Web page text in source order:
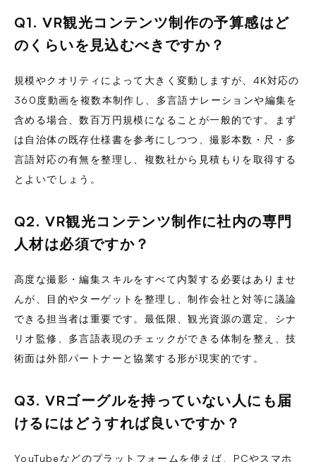
Q1. VR観光コンテンツ制作の予算感はど
のくらいを見込むべきですか？
規模やクオリティによって大きく変動しますが、4K対応の
360度動画を複数本制作し、多言語ナレーションや編集を
含める場合、数百万円規模になることが一般的です。まず
は自治体の既存仕様書を参考にしつつ、撮影本数・尺・多
言語対応の有無を整理し、複数社から見積もりを取得する
とよいでしょう。
Q2. VR観光コンテンツ制作に社内の専門
人材は必須ですか？
高度な撮影・編集スキルをすべて内製する必要はありませ
んが、目的やターゲットを整理し、制作会社と対等に議論
できる担当者は重要です。最低限、観光資源の選定、シナ
リオ監修、多言語表現のチェックができる体制を整え、技
術面は外部パートナーと協業する形が現実的です。
Q3. VRゴーグルを持っていない人にも届
けるにはどうすれば良いですか？
YouTubeなどのプラットフォームを使えば、PCやスマホ